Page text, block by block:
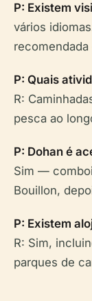
P: Existem
vários
P: Quais
R:
pesca ao
P: Dohan é
Sim —
Bouillon,
P: Existem
R: Sim,
parques de